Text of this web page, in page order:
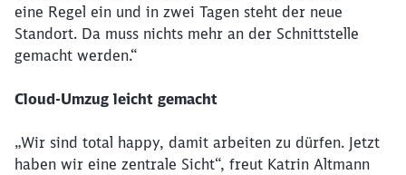
eine Regel ein und in zwei Tagen steht der neue
Standort. Da muss nichts mehr an der Schnittstelle
gemacht werden.“
Cloud-Umzug leicht gemacht
„Wir sind total happy, damit arbeiten zu dürfen. Jetzt
haben wir eine zentrale Sicht“, freut Katrin Altmann